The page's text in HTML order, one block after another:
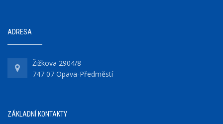
ADRESA
Žižkova 2904/8
747 07 Opava-Předměstí
ZÁKLADNÍ KONTAKTY